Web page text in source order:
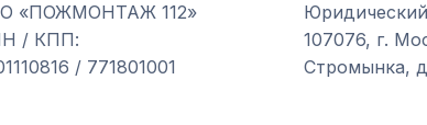
«ПОЖМОНТАЖ 112»
/ КПП:
/ 771801001
107076, г.
Стромынка,